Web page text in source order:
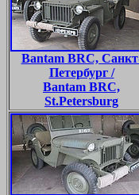
Bantam BRC,
Петербург /
Bantam BRC,
St.Petersburg